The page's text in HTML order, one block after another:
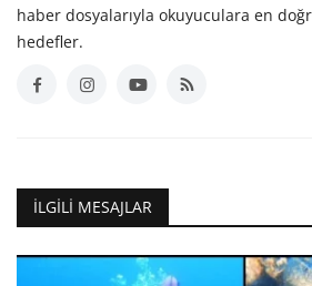
haber dosyalarıyla okuyuculara en
hedefler.
İLGILI MESAJLAR